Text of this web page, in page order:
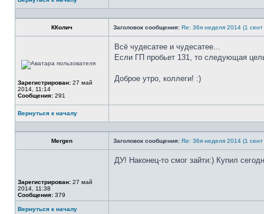
Профиль
ККолич Заголовок сообщения: Re: 36я неделя 2014 (1 сент
в
Зарегистрирован: 27 май
2014, 11:14
Сообщения: 291
Всё чудесатее и чудесатее...
Если ГП пробьет 131, то следующая
Доброе утро, коллеги! :)
Вернуться к началу
Профиль
Mergen Заголовок сообщения: Re: 36я неделя 2014 (1 сент
сети
Зарегистрирован: 27 май
2014, 11:38
Сообщения: 379
ДУ! Наконец-то смог зайти:) Купил
Вернуться к началу